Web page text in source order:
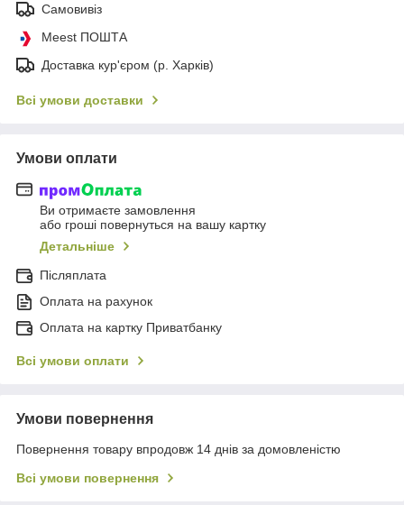
Самовивіз
Meest ПОШТА
Доставка кур'єром (р. Харків)
Всі умови доставки
Умови оплати
Ви отримаєте замовлення
або гроші повернуться на вашу картку
Детальніше
Післяплата
Оплата на рахунок
Оплата на картку Приватбанку
Всі умови оплати
Умови повернення
Повернення товару впродовж 14 днів за домовленістю
Всі умови повернення